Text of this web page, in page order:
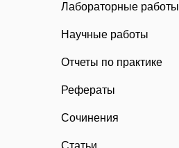
Лабораторные работы
Научные работы
Отчеты по практике
Рефераты
Сочинения
Статьи